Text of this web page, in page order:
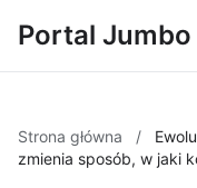
Portal Jumbo
Strona główna /
zmienia sposób, w jaki